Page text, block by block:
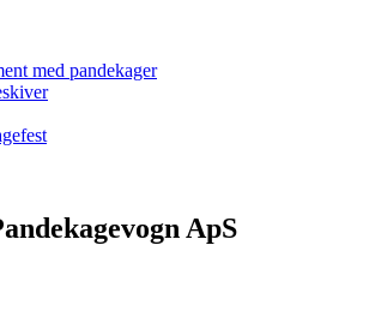
med pandekager
ApS